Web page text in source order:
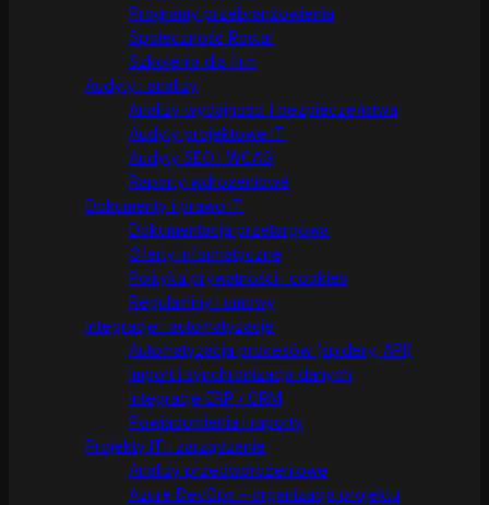
Programy przebranżowienia
Społeczność Rostar
Szkolenia dla firm
Audyty i analizy
Analizy wydajności i bezpieczeństwa
Audyty projektowe IT
Audyty SEO i WCAG
Raporty wdrożeniowe
Dokumenty i prawo IT
Dokumentacja przetargowa
Oferty informatyczne
Polityka prywatności i cookies
Regulaminy i umowy
Integracje i automatyzacje
Automatyzacja procesów (spidery, API)
Import i synchronizacja danych
Integracje ERP / CRM
Powiadomienia i raporty
Projekty IT i zarządzanie
Analizy przedwdrożeniowe
Azure DevOps – organizacja projektu